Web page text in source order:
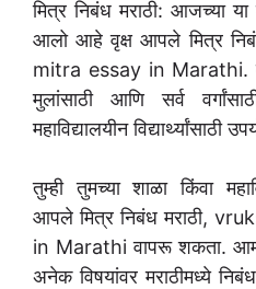
मित्र निबंध मराठी: आजच्या
आलो आहे वृक्ष आपले मित्र
mitra essay in Marathi.
मुलांसाठी आणि सर्व
महाविद्यालयीन विद्यार्थ्यांसाठी
तुम्ही तुमच्या शाळा किंवा
आपले मित्र निबंध मराठी,
in Marathi वापरू शकता.
अनेक विषयांवर मराठीमध्ये